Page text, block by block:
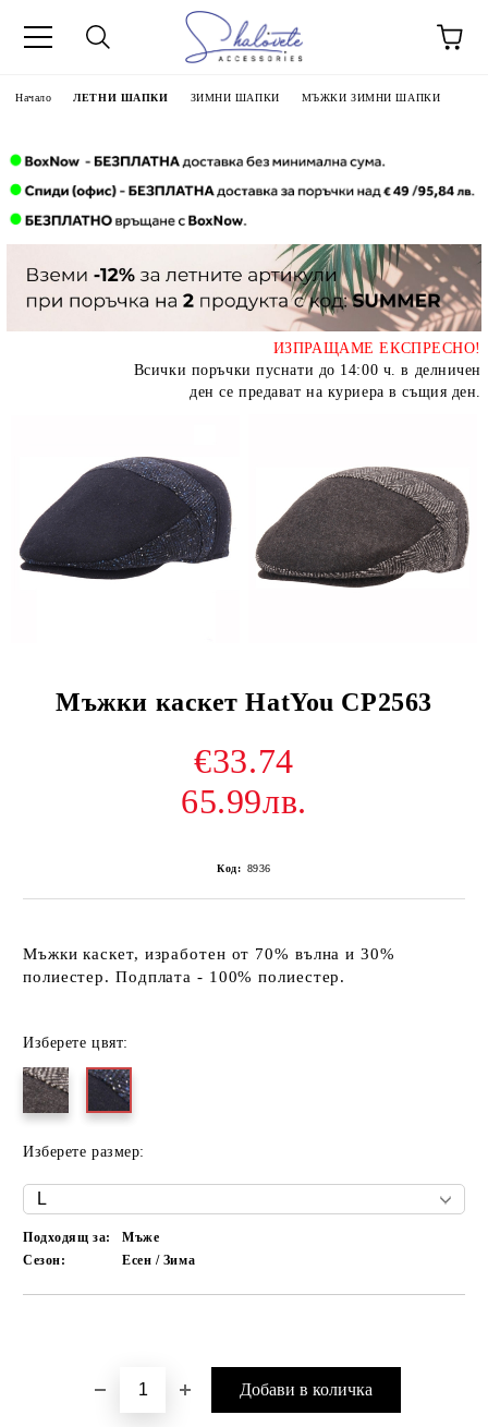
Начало ЛЕТНИ ШАПКИ ЗИМНИ ШАПКИ МЪЖКИ ЗИМНИ ШАПКИ
ИЗПРАЩАМЕ ЕКСПРЕСНО!
Всички поръчки пуснати до 14:00 ч. в делничен
ден се предават на куриера в същия ден.
Мъжки каскет HatYou CP2563
€33.74
65.99лв.
Код: 8936
Мъжки каскет, изработен от 70% вълна и 30%
полиестер. Подплата - 100% полиестер.
Изберете цвят:
Изберете размер:
Подходящ за:
Мъже
Сезон:
Есен / Зима